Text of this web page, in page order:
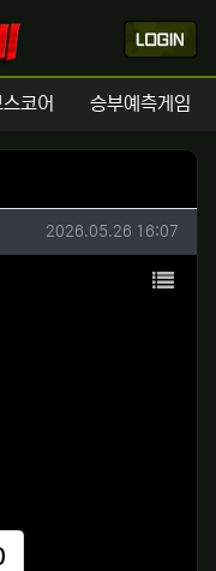
코어 승부예측게임
작성일
2026.05.26 16:07
목록